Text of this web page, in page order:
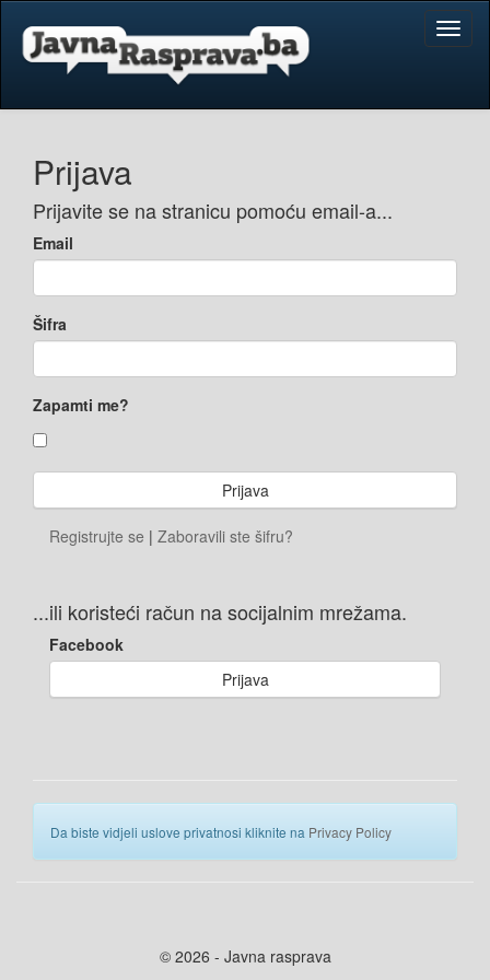
Prijava
Prijavite se na stranicu pomoću email-a...
Email
Šifra
Zapamti me?
Registrujte se | Zaboravili ste šifru?
...ili koristeći račun na socijalnim mrežama.
Facebook
Prijava
Da biste vidjeli uslove privatnosi kliknite na Privacy Policy
© 2026 - Javna rasprava